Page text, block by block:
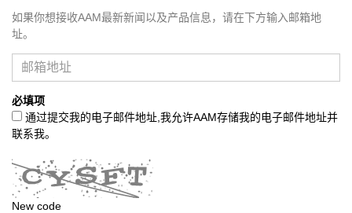
如果你想接收AAM最新新闻以及产品信息，请在下方输入邮箱地
址。
必填项
通过提交我的电子邮件地址,我允许AAM存储我的电子邮件地址并
联系我。
New code